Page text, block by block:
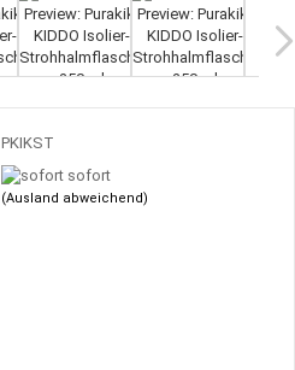
PKIKST
sofort
(Ausland abweichend)